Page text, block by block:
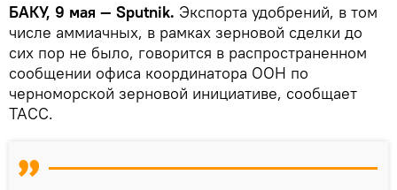
БАКУ, 9 мая — Sputnik. Экспорта удобрений, в том
числе аммиачных, в рамках зерновой сделки до
сих пор не было, говорится в распространенном
сообщении офиса координатора ООН по
черноморской зерновой инициативе, сообщает
ТАСС.